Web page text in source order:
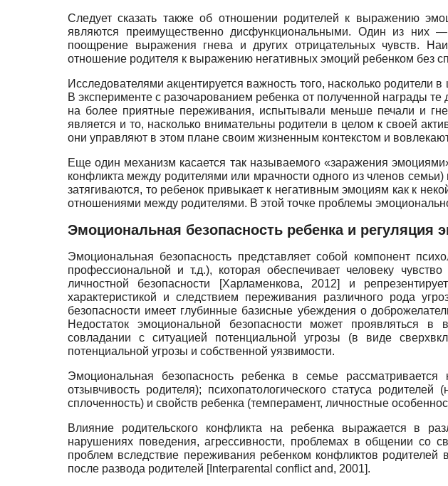
Следует сказать также об отношении родителей к выражению
являются преимущественно дисфункциональными. Один из них
поощрение выражения гнева и других отрицательных чувств.
отношение родителя к выражению негативных эмоций ребенком без
Исследователями акцентируется важность того, насколько
В эксперименте с разочарованием ребенка от полученной награды
на более приятные переживания, испытывали меньше печали и
является и то, насколько внимательны родители в целом к своей
они управляют в этом плане своим жизненным контекстом и
Еще один механизм касается так называемого «заражения
конфликта между родителями или мрачности одного из членов
затягиваются, то ребенок привыкает к негативным эмоциям как к
отношениями между родителями. В этой точке проблемы
Эмоциональная безопасность ребенка и регуляция
Эмоциональная безопасность представляет собой компонент
профессиональной и т.д.), которая обеспечивает человеку
личностной безопасности
[Харламенкова, 2012]
и
характеристикой и следствием переживания различного рода
безопасности имеет глубинные базисные убеждения о
Недостаток эмоциональной безопасности может проявляться в
совладании с ситуацией потенциальной угрозы (в виде
потенциальной угрозы и собственной уязвимости.
Эмоциональная безопасность ребенка в семье
отзывчивость родителя); психопатологического статуса
сплоченность) и свойств ребенка (темперамент, личностные
Влияние родительского конфликта на ребенка выражается в
нарушениях поведения, агрессивности, проблемах в общении со
проблем вследствие переживания ребенком конфликтов
после развода родителей [Interparental conflict and, 2001].